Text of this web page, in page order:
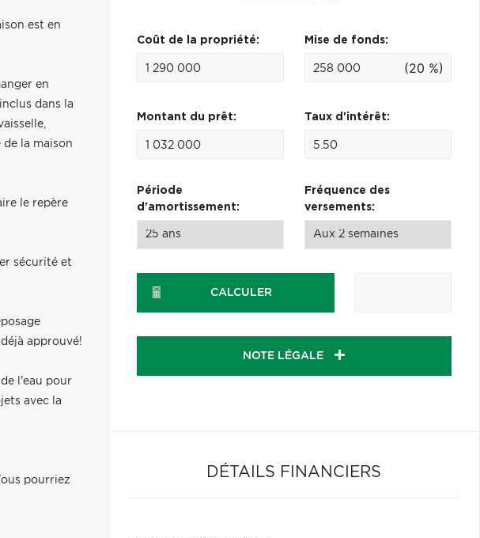
est en
en
dans la
de la maison
le repère
sécurité et
approuvé!
l'eau pour
avec la
pourriez
Coût de la propriété: Mise de fonds:
(20 %)
Montant du prêt: Taux d'intérêt:
Période
d'amortissement:
Fréquence des
versements:
CALCULER
NOTE LÉGALE
DÉTAILS FINANCIERS